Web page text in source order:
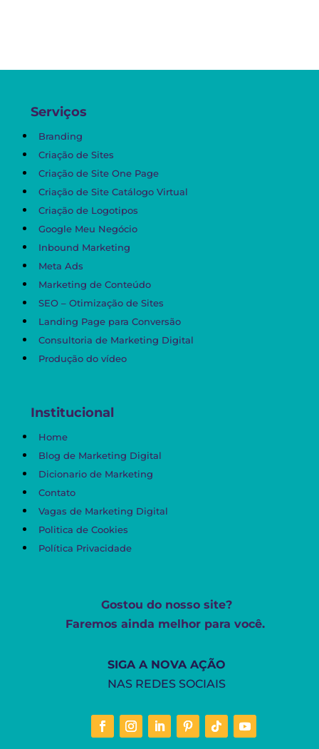
Serviços
Branding
Criação de Sites
Criação de Site One Page
Criação de Site Catálogo Virtual
Criação de Logotipos
Google Meu Negócio
Inbound Marketing
Meta Ads
Marketing de Conteúdo
SEO – Otimização de Sites
Landing Page para Conversão
Consultoria de Marketing Digital
Produção do vídeo
Institucional
Home
Blog de Marketing Digital
Dicionario de Marketing
Contato
Vagas de Marketing Digital
Politica de Cookies
Política Privacidade
Gostou do nosso site?
Faremos ainda melhor para você.
SIGA A NOVA AÇÃO
NAS REDES SOCIAIS